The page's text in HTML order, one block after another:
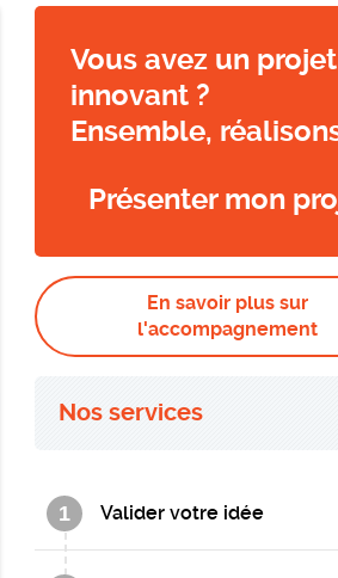
Vous avez un projet
innovant ?
Ensemble,
Présenter mon
En savoir plus sur
l'accompagnement
Nos services
1 Valider votre idée